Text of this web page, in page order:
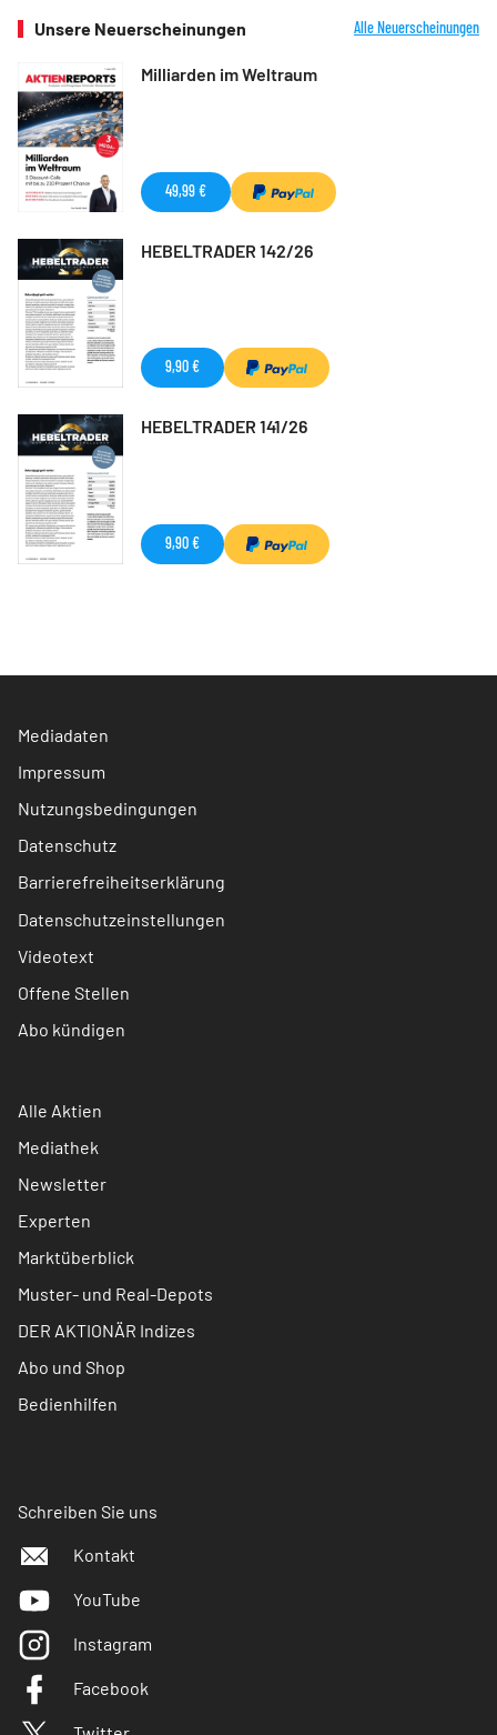
Unsere Neuerscheinungen Alle Neuerscheinungen
Milliarden im Weltraum
49,99 €
HEBELTRADER 142/26
9,90 €
HEBELTRADER 141/26
9,90 €
Mediadaten
Impressum
Nutzungsbedingungen
Datenschutz
Barrierefreiheitserklärung
Datenschutzeinstellungen
Videotext
Offene Stellen
Abo kündigen
Alle Aktien
Mediathek
Newsletter
Experten
Marktüberblick
Muster- und Real-Depots
DER AKTIONÄR Indizes
Abo und Shop
Bedienhilfen
Schreiben Sie uns
Kontakt
YouTube
Instagram
Facebook